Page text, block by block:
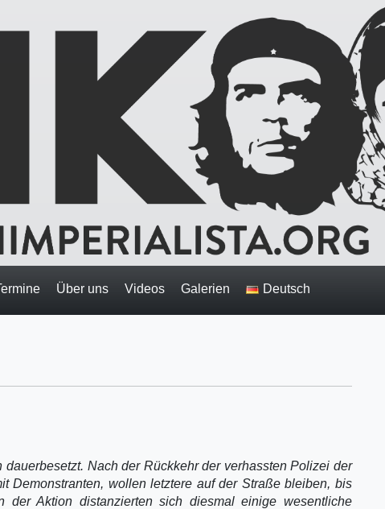
Über uns Videos Galerien Deutsch
Nach der Rückkehr der verhassten Polizei der
Demonstranten, wollen letztere auf der Straße bleiben, bis
der Aktion distanzierten sich diesmal einige wesentliche